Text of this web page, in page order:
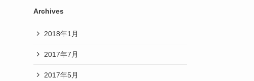
Archives
2018年1月
2017年7月
2017年5月